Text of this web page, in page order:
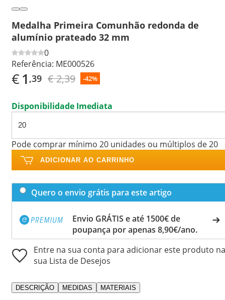
Medalha Primeira Comunhão redonda de
alumínio prateado 32 mm
0
Referência: ME000526
€1 ,39 € 2,39 -42%
Disponibilidade Imediata
Pode comprar mínimo 20 unidades ou múltiplos de 20
ADICIONAR AO CARRINHO
Quero o envio grátis para este artigo
Envio GRÁTIS e até 1500€ de
poupança por apenas 8,90€/ano.
Entre na sua conta para adicionar este produto na
sua Lista de Desejos
DESCRIÇÃO MEDIDAS MATERIAIS